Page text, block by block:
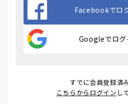
Facebookでロ
Googleでログ
すでに会員登録済
こちらからログイン し